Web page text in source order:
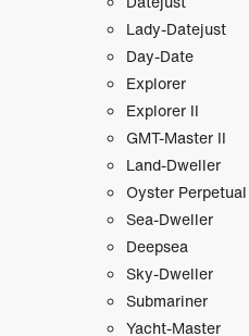
Lady‑Datejust
Day-Date
Explorer
Explorer II
GMT‑Master II
Land-Dweller
Oyster Perpetual
Sea-Dweller
Deepsea
Sky-Dweller
Submariner
Yacht-Master